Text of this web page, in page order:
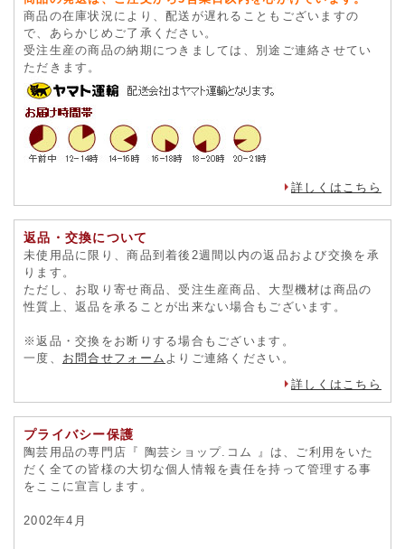
商品の在庫状況により、配送が遅れることもございますの
で、あらかじめご了承ください。
受注生産の商品の納期につきましては、別途ご連絡させてい
ただきます。
詳しくはこちら
返品・交換について
未使用品に限り、商品到着後2週間以内の返品および交換を承
ります。
ただし、お取り寄せ商品、受注生産商品、大型機材は商品の
性質上、返品を承ることが出来ない場合もございます。
※返品・交換をお断りする場合もございます。
一度、 お問合せフォーム よりご連絡ください。
詳しくはこちら
プライバシー保護
陶芸用品の専門店『 陶芸ショップ.コム 』は、ご利用をいた
だく全ての皆様の大切な個人情報を責任を持って管理する事
をここに宣言します。
2002年4月